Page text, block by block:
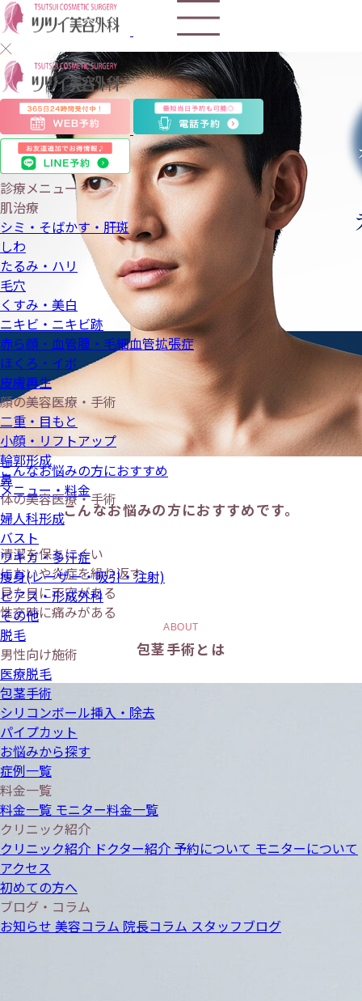
診療メニュー
肌治療
シミ・そばかす・肝斑
しわ
たるみ・ハリ
毛穴
くすみ・美白
ニキビ・ニキビ跡
赤ら顔・血管腫・毛細血管拡張症
ほくろ・イボ
皮膚再生
顔の美容医療・手術
二重・目もと
小顔・リフトアップ
輪郭形成
鼻
体の美容医療・手術
婦人科形成
バスト
ワキガ・多汗症
痩身(レーザー・吸引・注射)
ピアス・形成外科
その他
脱毛
男性向け施術
医療脱毛
包茎手術
シリコンボール挿入・除去
パイプカット
お悩みから探す
症例一覧
料金一覧
料金一覧 モニター料金一覧
クリニック紹介
クリニック紹介 ドクター紹介 予約について モニターについて
アクセス
初めての方へ
ブログ・コラム
お知らせ 美容コラム 院長コラム スタッフブログ
包
茎
手
術
こんなお悩みの方におすすめ
メニュー・料金
こんなお悩みの方におすすめです。
清潔を保ちにくい
においや炎症を繰り返す
見た目に不安がある
性交時に痛みがある
ABOUT
包茎手術とは